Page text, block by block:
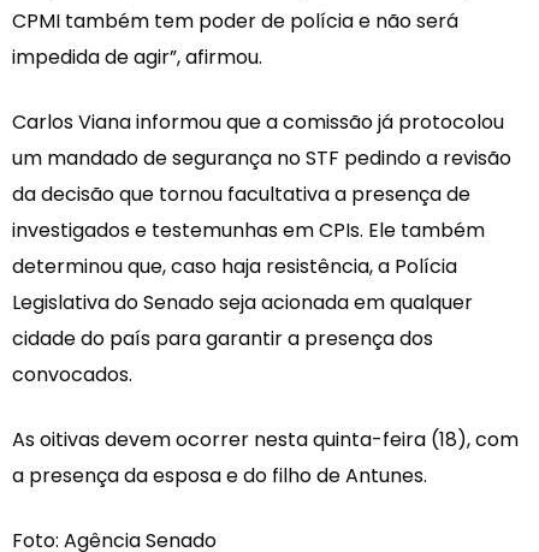
CPMI também tem poder de polícia e não será
impedida de agir”, afirmou.
Carlos Viana informou que a comissão já protocolou
um mandado de segurança no STF pedindo a revisão
da decisão que tornou facultativa a presença de
investigados e testemunhas em CPIs. Ele também
determinou que, caso haja resistência, a Polícia
Legislativa do Senado seja acionada em qualquer
cidade do país para garantir a presença dos
convocados.
As oitivas devem ocorrer nesta quinta-feira (18), com
a presença da esposa e do filho de Antunes.
Foto: Agência Senado